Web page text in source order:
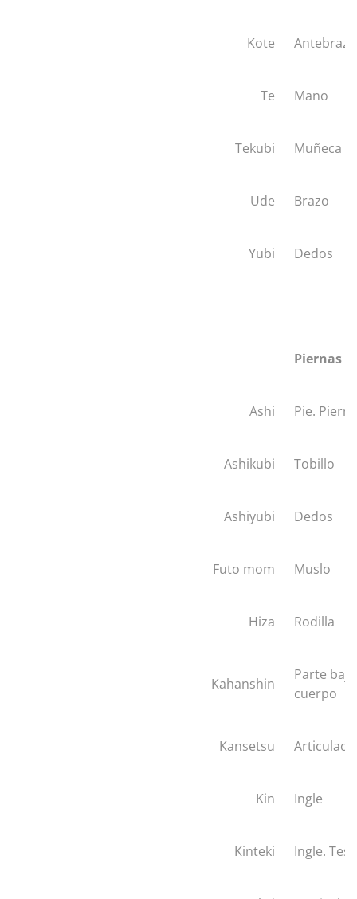
Kote Antebrazo
Te Mano
Tekubi Muñeca
Ude Brazo
Yubi Dedos
Piernas
Ashi Pie. Pierna
Ashikubi Tobillo
Ashiyubi Dedos
Futo mom Muslo
Hiza Rodilla
Kahanshin
Parte
cuerpo
Kansetsu
Kin Ingle
Kinteki Ingle.